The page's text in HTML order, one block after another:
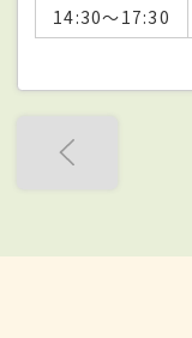
14:30～17:30